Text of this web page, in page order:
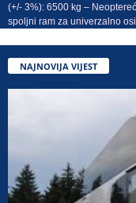
(+/- 3%): 6500 kg –
spoljni ram za univerzalno
NAJNOVIJA VIJEST